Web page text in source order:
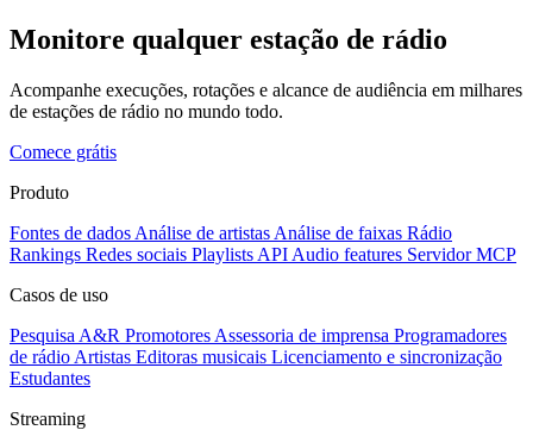
Monitore qualquer estação de rádio
Acompanhe execuções, rotações e alcance de audiência em milhares
de estações de rádio no mundo todo.
Comece grátis
Produto
Fontes de dados Análise de artistas Análise de faixas Rádio
Rankings Redes sociais Playlists API Audio features Servidor MCP
Casos de uso
Pesquisa A&R Promotores Assessoria de imprensa Programadores
de rádio Artistas Editoras musicais Licenciamento e sincronização
Estudantes
Streaming